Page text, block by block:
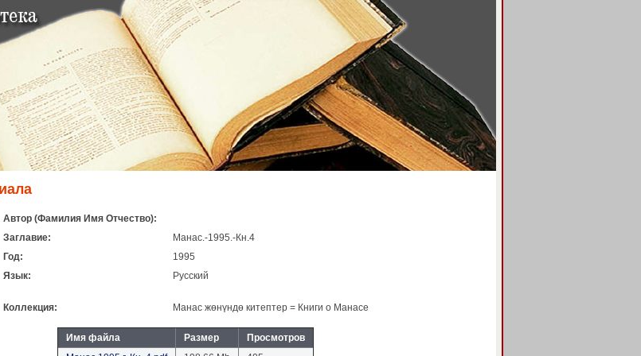
Автор (Фамилия Имя Отчество):
Заглавие:
Манас.-1995.-Кн.4
Год:
1995
Язык:
Русский
Коллекция: Манас жөнүндө китептер = Книги о Манасе
Имя файла Размер
Просмотров